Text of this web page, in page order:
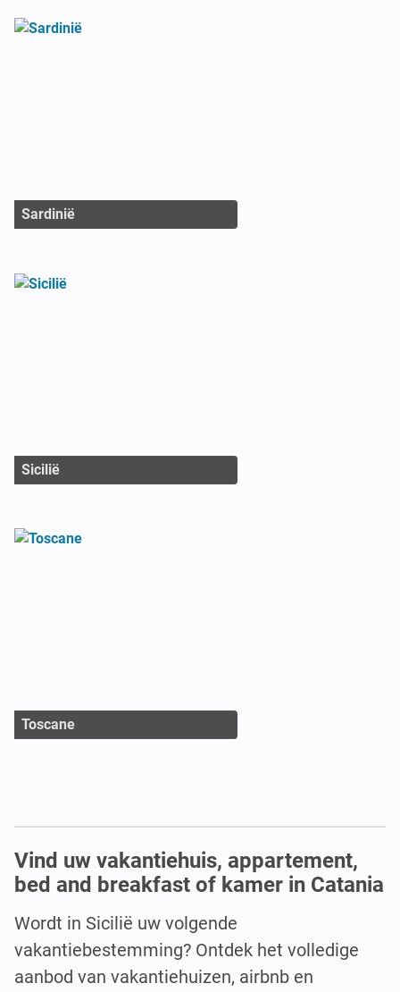
Sardinië
Sicilië
Toscane
Vind uw vakantiehuis, appartement,
bed and breakfast of kamer in Catania
Wordt in Sicilië uw volgende
vakantiebestemming? Ontdek het volledige
aanbod van vakantiehuizen, airbnb en